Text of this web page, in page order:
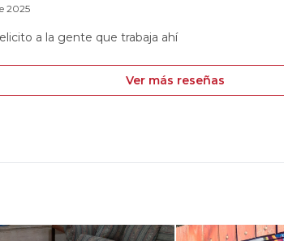
2025
a la gente que trabaja ahí
Ver más reseñas